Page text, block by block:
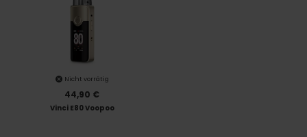
Nicht vorrätig
44,90 €
Vinci E80 Voopoo